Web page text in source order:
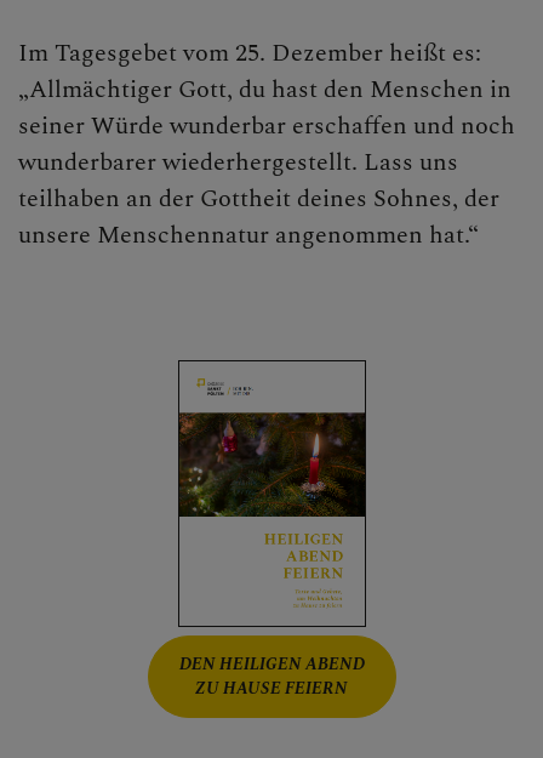
Karwoche
Ostern
Pfingsten
Maria Himmelfahrt
MITMACHEN
BEGEGNEN
Im Tagesgebet vom 25. Dezember heißt es:
„Allmächtiger Gott, du hast den Menschen in
seiner Würde wunderbar erschaffen und noch
wunderbarer wiederhergestellt. Lass uns
teilhaben an der Gottheit deines Sohnes, der
unsere Menschennatur angenommen hat.“
DEN HEILIGEN ABEND
ZU HAUSE FEIERN